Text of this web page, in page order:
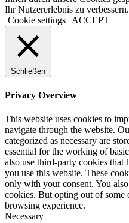
Ihr Nutzererlebnis zu verbessern.
Cookie settings
ACCEPT
Schließen
Privacy Overview
This website uses cookies to
navigate through the website.
categorized as necessary are
essential for the working of
also use third-party cookies that
you use this website. These
only with your consent. You
cookies. But opting out of some
browsing experience.
Necessary